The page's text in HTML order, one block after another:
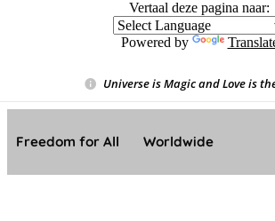
Vertaal deze pagina naar:
Powered by
Universe is Magic and Love is
Freedom for All ❤️ Worldwide